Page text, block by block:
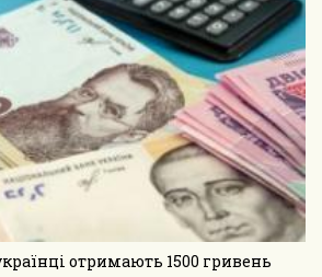
отримають 1500 гривень